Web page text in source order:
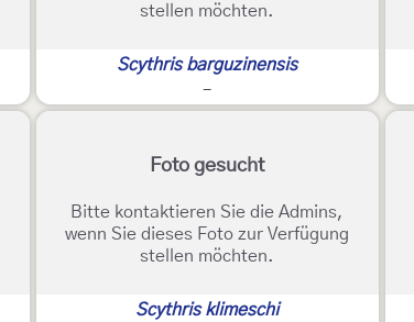
stellen möchten.
Scythris barguzinensis
-
Foto gesucht
Bitte kontaktieren Sie die Admins,
wenn Sie dieses Foto zur Verfügung
stellen möchten.
Scythris klimeschi